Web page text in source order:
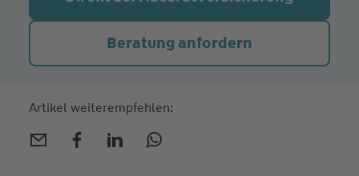
Beratung anfordern
Artikel weiterempfehlen: